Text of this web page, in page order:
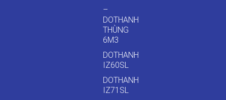
–
DOTHANH
THÙNG
6M3
DOTHANH
IZ60SL
DOTHANH
IZ71SL